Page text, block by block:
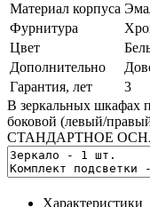
Материал корпуса
Фурнитура
Цвет
Дополнительно
Гарантия, лет
3
В зеркальных шкафах
боковой (левый/
СТАНДАРТНОЕ
Характеристики